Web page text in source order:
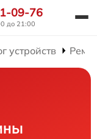
09-76
до 21:00
устройств